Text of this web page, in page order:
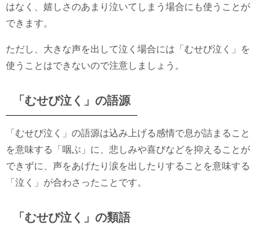
はなく、嬉しさのあまり泣いてしまう場合にも使うことが
できます。
ただし、大きな声を出して泣く場合には「むせび泣く」を
使うことはできないので注意しましょう。
「むせび泣く」の語源
「むせび泣く」の語源は込み上げる感情で息が詰まること
を意味する「咽ぶ」に、悲しみや喜びなどを抑えることが
できずに、声をあげたり涙を出したりすることを意味する
「泣く」が合わさったことです。
「むせび泣く」の類語